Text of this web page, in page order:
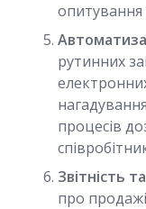
опитування
рутинних
процесів
Звітність
про